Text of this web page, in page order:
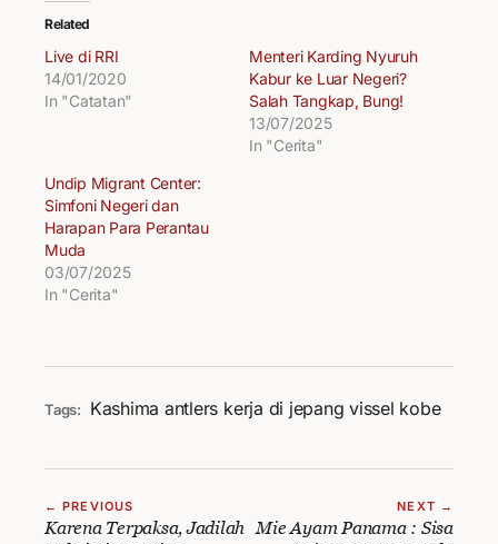
Related
Live di RRI
14/01/2020
In "Catatan"
Menteri Karding Nyuruh
Kabur ke Luar Negeri?
Salah Tangkap, Bung!
13/07/2025
In "Cerita"
Undip Migrant Center:
Simfoni Negeri dan
Harapan Para Perantau
Muda
03/07/2025
In "Cerita"
Tags: Kashima antlers kerja di jepang vissel kobe
← PREVIOUS
Karena Terpaksa, Jadilah
NEXT →
Mie Ayam Panama : Sisa